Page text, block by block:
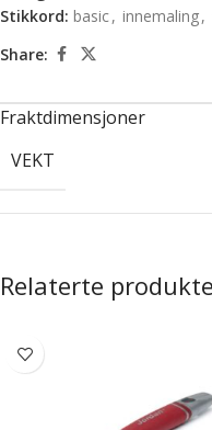
Stikkord: basic, innemaling,
Share:
Fraktdimensjoner
VEKT
Relaterte